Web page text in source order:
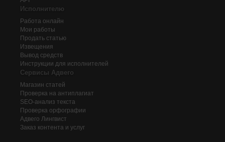
Исполнителю
Работа онлайн
Мои работы
Продать статью
Извещения
Вывод средств
Инструкции для исполнителей
Сервисы Адвего
Магазин статей
Проверка на антиплагиат
SEO-анализ текста
Проверка орфографии
Адвего Лингвист
Заказ контента и услуг